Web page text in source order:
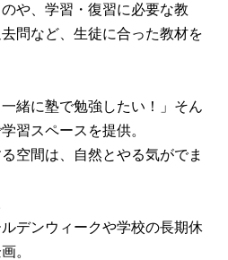
や、学習・復習に必要な教
問など、生徒に合った教材を
緒に塾で勉強したい！」そん
習スペースを提供。
空間は、自然とやる気がでま
デンウィークや学校の長期休
。